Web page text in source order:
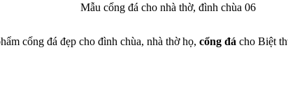
Mẫu cổng đá cho nhà thờ, đình chùa 06
cổng đá đẹp cho đình chùa, nhà thờ họ, cổng đá cho Biệt